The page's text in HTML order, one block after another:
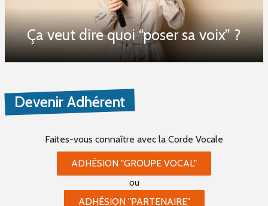
Ça veut dire quoi “poser sa voix” ?
Devenir Adhérent
Faites-vous connaître avec la Corde Vocale
ADHÉSION "GROUPE VOCAL"
ou
ADHÉSION "PARTENAIRE"